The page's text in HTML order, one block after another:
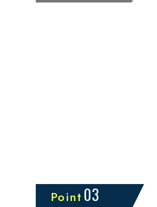
Point 03